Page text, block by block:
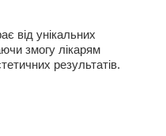
від унікальних
змогу лікарям
результатів.